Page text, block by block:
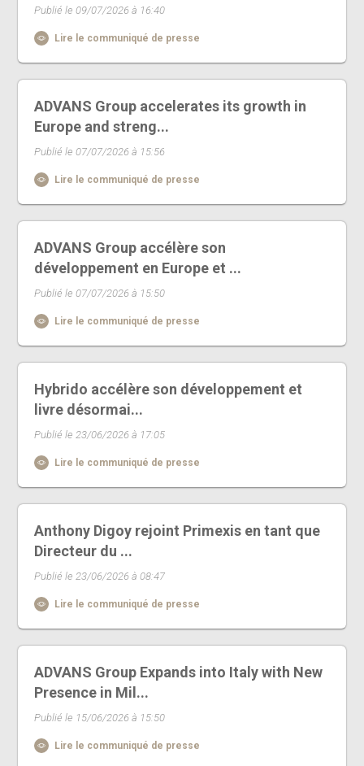
Publié le 09/07/2026 à 16:40
Lire le communiqué de presse
ADVANS Group accelerates its growth in
Europe and streng...
Publié le 07/07/2026 à 15:56
Lire le communiqué de presse
ADVANS Group accélère son
développement en Europe et ...
Publié le 07/07/2026 à 15:50
Lire le communiqué de presse
Hybrido accélère son développement et
livre désormai...
Publié le 23/06/2026 à 17:05
Lire le communiqué de presse
Anthony Digoy rejoint Primexis en tant que
Directeur du ...
Publié le 23/06/2026 à 08:47
Lire le communiqué de presse
ADVANS Group Expands into Italy with New
Presence in Mil...
Publié le 15/06/2026 à 15:50
Lire le communiqué de presse